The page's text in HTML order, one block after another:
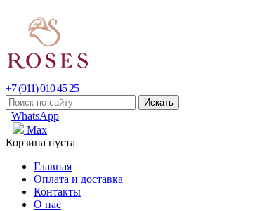
+7 (911) 010 45 25
WhatsApp
Max
Корзина пуста
Главная
Оплата и доставка
Контакты
О нас